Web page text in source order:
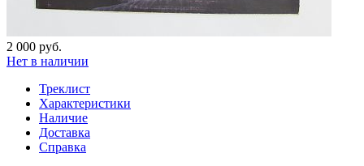
2 000 руб.
Нет в наличии
Треклист
Характеристики
Наличие
Доставка
Справка